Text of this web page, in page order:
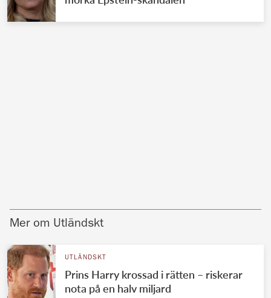
Mer om Utländskt
UTLÄNDSKT
Prins Harry krossad i rätten – riskerar
nota på en halv miljard